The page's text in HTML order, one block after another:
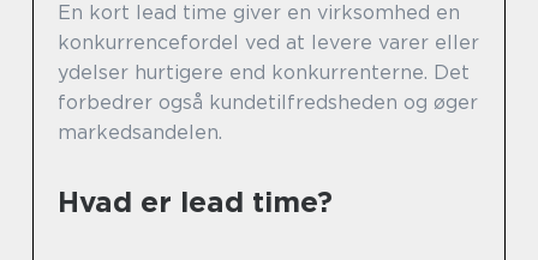
En kort lead time giver en virksomhed en
konkurrencefordel ved at levere varer eller
ydelser hurtigere end konkurrenterne. Det
forbedrer også kundetilfredsheden og øger
markedsandelen.
Hvad er lead time?